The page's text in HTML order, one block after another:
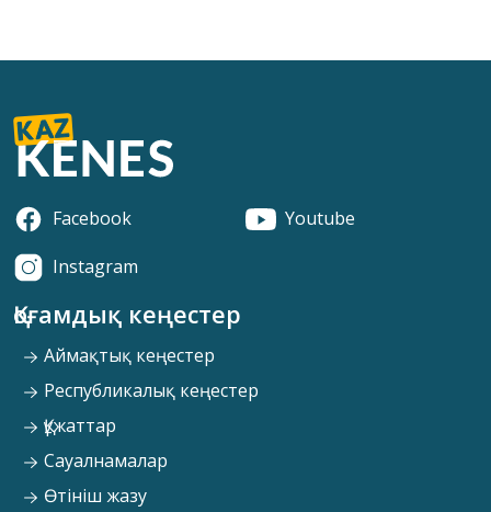
Facebook
Youtube
Instagram
Қоғамдық кеңестер
Аймақтық кеңестер
Республикалық кеңестер
Құжаттар
Сауалнамалар
Өтініш жазу